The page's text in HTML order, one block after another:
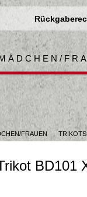
FRAUEN TRIKOTS
BD101